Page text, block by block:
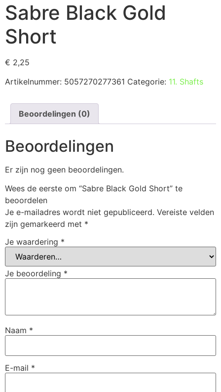
Sabre Black Gold
Short
€ 2,25
Artikelnummer: 5057270277361 Categorie: 11. Shafts
Beoordelingen (0)
Beoordelingen
Er zijn nog geen beoordelingen.
Wees de eerste om “Sabre Black Gold Short” te
beoordelen
Je e-mailadres wordt niet gepubliceerd. Vereiste velden
zijn gemarkeerd met *
Je waardering *
Je beoordeling *
Naam *
E-mail *